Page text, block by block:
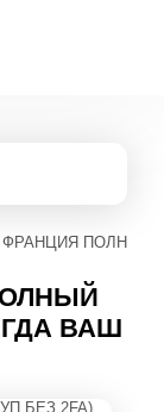
ФРАНЦИЯ ПОЛНЫЙ
ВАШ